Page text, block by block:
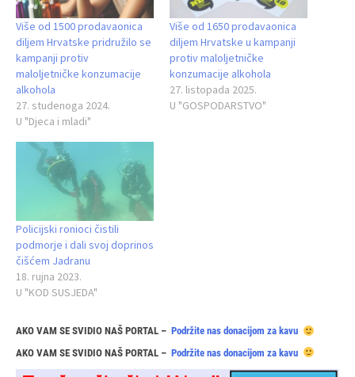
Više od 1500 prodavaonica
diljem Hrvatske pridružilo se
kampanji protiv
maloljetničke konzumacije
alkohola
27. studenoga 2024.
U "Djeca i mladi"
Više od 1650 prodavaonica
diljem Hrvatske u kampanji
protiv maloljetničke
konzumacije alkohola
27. listopada 2025.
U "GOSPODARSTVO"
Policijski ronioci čistili
podmorje i dali svoj doprinos
čišćem Jadranu
18. rujna 2023.
U "KOD SUSJEDA"
AKO VAM SE SVIDIO NAŠ PORTAL – Podržite nas donacijom za kavu
AKO VAM SE SVIDIO NAŠ PORTAL – Podržite nas donacijom za kavu